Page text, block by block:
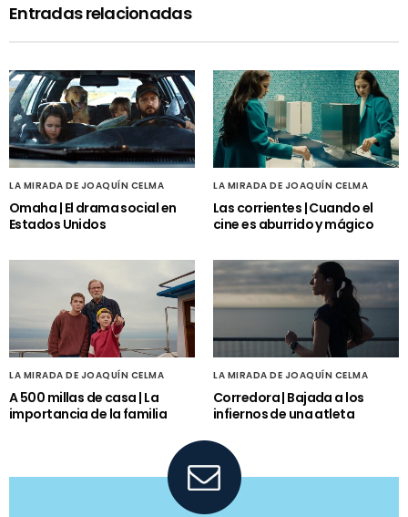
Entradas relacionadas
LA MIRADA DE JOAQUÍN CELMA
Omaha | El drama social en
Estados Unidos
LA MIRADA DE JOAQUÍN CELMA
Las corrientes | Cuando el
cine es aburrido y mágico
LA MIRADA DE JOAQUÍN CELMA
A 500 millas de casa | La
importancia de la familia
LA MIRADA DE JOAQUÍN CELMA
Corredora | Bajada a los
infiernos de una atleta